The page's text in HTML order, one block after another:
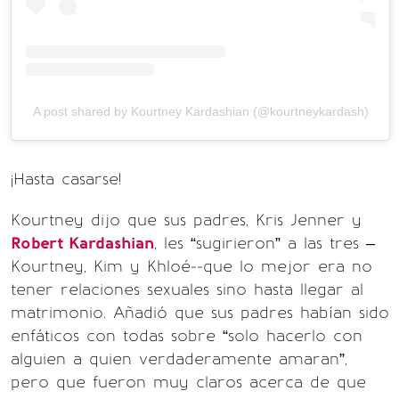
A post shared by Kourtney Kardashian (@kourtneykardash)
¡Hasta casarse!
Kourtney dijo que sus padres, Kris Jenner y
Robert Kardashian, les “sugirieron” a las tres –
Kourtney, Kim y Khloé--que lo mejor era no
tener relaciones sexuales sino hasta llegar al
matrimonio. Añadió que sus padres habían sido
enfáticos con todas sobre “solo hacerlo con
alguien a quien verdaderamente amaran”,
pero que fueron muy claros acerca de que